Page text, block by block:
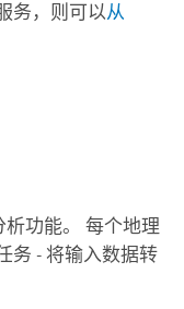
务，则可以从
功能。 每个地理
务 - 将输入数据转